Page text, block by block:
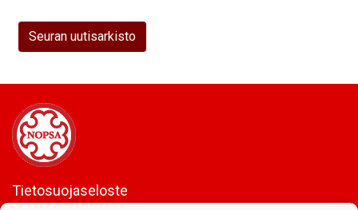
Seuran uutisarkisto
Tietosuojaseloste